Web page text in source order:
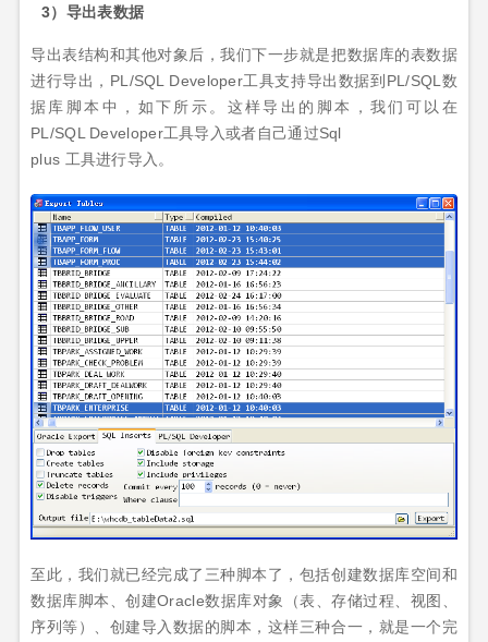
3）导出表数据
导出表结构和其他对象后，我们下一步就是把数据库的表数据
进行导出，PL/SQL Developer工具支持导出数据到PL/SQL数
据库脚本中，如下所示。这样导出的脚本，我们可以在
PL/SQL Developer工具导入或者自己通过Sql
plus 工具进行导入。
至此，我们就已经完成了三种脚本了，包括创建数据库空间和
数据库脚本、创建Oracle数据库对象（表、存储过程、视图、
序列等）、创建导入数据的脚本，这样三种合一，就是一个完